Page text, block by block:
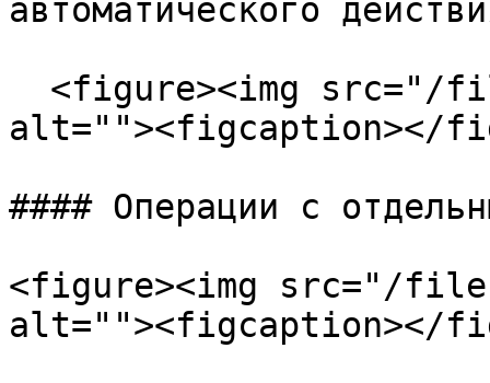
автоматического
alt=""><figcaption></
#### Операции с
<figure><img src="/
alt=""><figcaption></